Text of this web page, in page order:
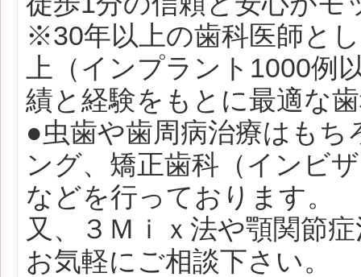
※30年以上の歯科医師と
上（インプラント1000例
績と経験をもとに最適な
●虫歯や歯周病治療はも
ング、矯正歯科（インビ
などを行っております。
又、３Ｍｉｘ法や顎関節
お気軽にご相談下さい。